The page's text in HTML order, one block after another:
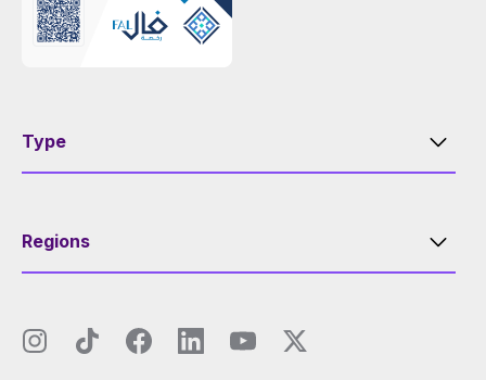
Type
Regions